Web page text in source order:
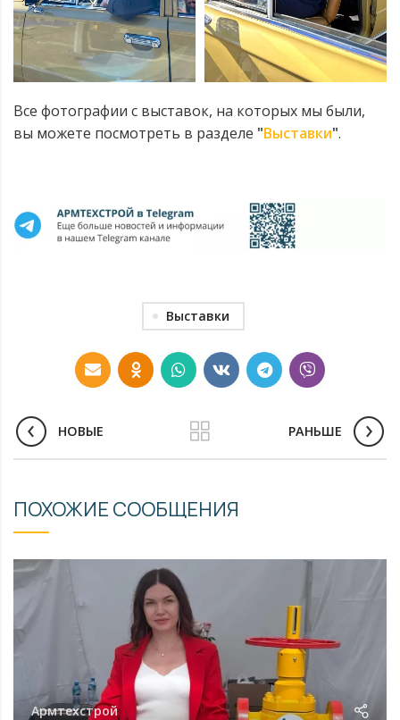
Все фотографии с выставок, на которых мы были,
вы можете посмотреть в разделе "Выставки".
Выставки
НОВЫЕ РАНЬШЕ
ПОХОЖИЕ СООБЩЕНИЯ
Армтехстрой